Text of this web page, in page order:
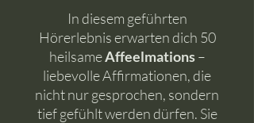
In diesem geführten
Hörerlebnis erwarten dich 50
heilsameAffeelmations–
liebevolle Affirmationen, die
nicht nur gesprochen, sondern
tief gefühlt werden dürfen. Sie